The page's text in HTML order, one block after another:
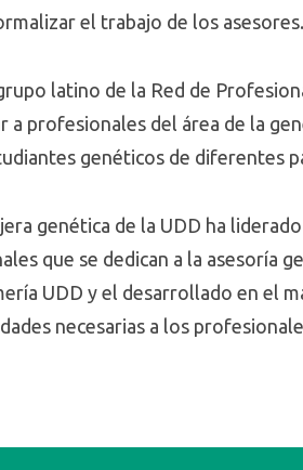
el trabajo de los asesores.
latino de la Red de
a profesionales del área de la
genéticos de diferentes
genética de la UDD ha
que se dedican a la asesoría
UDD y el desarrollado en el
necesarias a los